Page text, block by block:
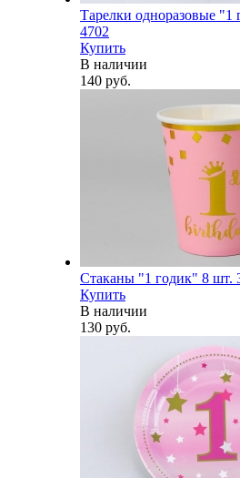
Тарелки одноразовые "1
4702
Купить
В наличии
140 руб.
Стаканы "1 годик" 8 шт.
Купить
В наличии
130 руб.